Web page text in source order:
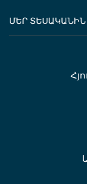
ՄԵՐ ՏԵՍԱԿԱՆԻՆ